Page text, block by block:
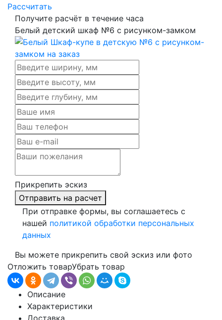
Рассчитать
Получите расчёт в течение часа
Белый детский шкаф №6 с рисунком-замком
Прикрепить эскиз
Отправить на расчет
При отправке формы, вы соглашаетесь с
нашей политикой обработки персональных
данных
Вы можете прикрепить свой эскиз или фото
Отложить товарУбрать товар
Описание
Характеристики
Доставка